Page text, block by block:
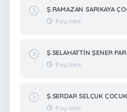
Ş.RAMAZAN SARIKAYA
8 ay önce
Ş.SELAHATTİN ŞENER
8 ay önce
Ş.SERDAR SELÇUK
8 ay önce